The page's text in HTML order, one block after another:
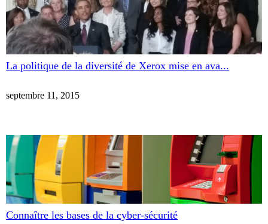
La politique de la diversité de Xerox mise en ava...
septembre 11, 2015
Connaître les bases de la cyber-sécurité